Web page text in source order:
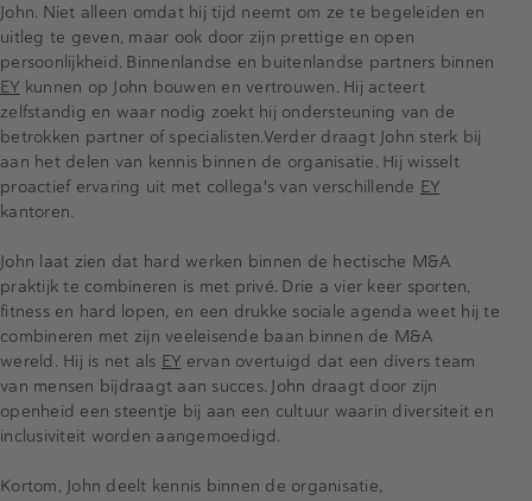
John. Niet alleen omdat hij tijd neemt om ze te begeleiden en
uitleg te geven, maar ook door zijn prettige en open
persoonlijkheid. Binnenlandse en buitenlandse partners binnen
EY kunnen op John bouwen en vertrouwen. Hij acteert
zelfstandig en waar nodig zoekt hij ondersteuning van de
betrokken partner of specialisten.Verder draagt John sterk bij
aan het delen van kennis binnen de organisatie. Hij wisselt
proactief ervaring uit met collega's van verschillende EY
kantoren.
John laat zien dat hard werken binnen de hectische M&A
praktijk te combineren is met privé. Drie a vier keer sporten,
fitness en hard lopen, en een drukke sociale agenda weet hij te
combineren met zijn veeleisende baan binnen de M&A
wereld. Hij is net als EY ervan overtuigd dat een divers team
van mensen bijdraagt aan succes. John draagt door zijn
openheid een steentje bij aan een cultuur waarin diversiteit en
inclusiviteit worden aangemoedigd.
Kortom, John deelt kennis binnen de organisatie,